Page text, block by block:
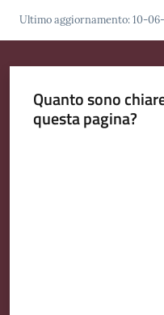
T
u
r
Ultimo aggiornamento:10-
Quanto sono
questa pagina?